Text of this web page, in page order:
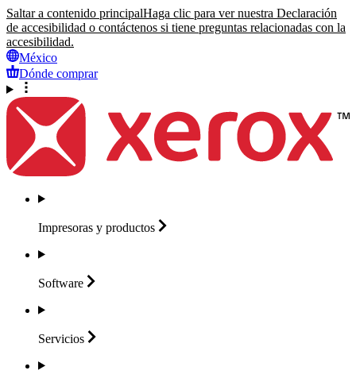
Saltar a contenido principalHaga clic para ver nuestra Declaración
de accesibilidad o contáctenos si tiene preguntas relacionadas con la
accesibilidad.
México
Dónde comprar
Impresoras y productos
Software
Servicios